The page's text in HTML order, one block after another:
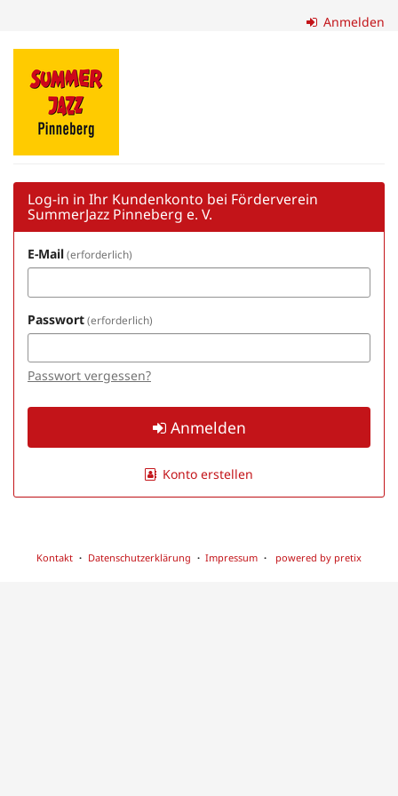
Inhalt
springen
Anmelden
Förderverein
SummerJazz
Pinneberg
e.
V.
Log-in in Ihr Kundenkonto bei Förderverein
SummerJazz Pinneberg e. V.
E-Mail erforderlich
Passwort erforderlich
Passwort vergessen?
Anmelden
Konto erstellen
Kontakt Datenschutzerklärung Impressum powered by pretix